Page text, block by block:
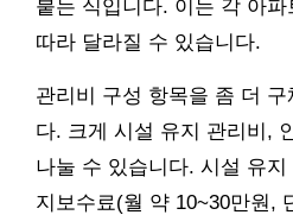
붙는 식입니다. 이는 각 아
따라 달라질 수 있습니다.
관리비 구성 항목을 좀 더
다. 크게 시설 유지 관리비,
나눌 수 있습니다. 시설 유
지보수료(월 약 10~30만원,